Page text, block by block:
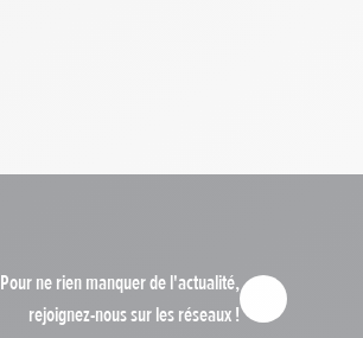
Pour ne rien manquer de l'actualité,
rejoignez-nous sur les réseaux !